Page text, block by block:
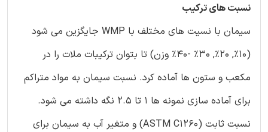
نسبت های ترکیب
سیمان با نسیت های مختلف با WMP جایگزین می شود
(10%, 20%, 30% -40% وزن) تا بتوان ترکیبات ملات را در
مکعب و ستون ها آماده کرد. نسبت سیمان به مواد متراکم
برای آماده سازی نمونه ها 1 تا 2.5 نگه داشته می شود.
نسبت ثابت (ASTM C1260) و متغیر آب به سیمان برای